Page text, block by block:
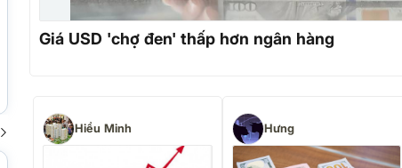
Giá USD 'chợ đen' thấp hơn ngân hàng
Hiểu Minh Hưng